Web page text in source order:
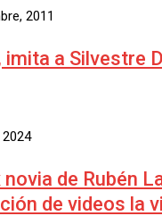
2011
a Silvestre
novia de Rubén
de videos la